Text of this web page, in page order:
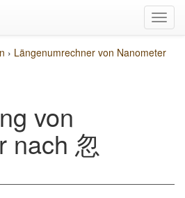
› Längenumrechner von Nanometer
von
nach 忽